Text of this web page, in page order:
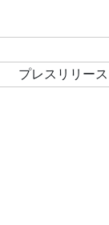
プレスリリース
ン